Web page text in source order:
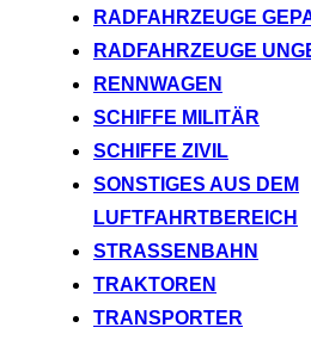
RADFAHRZEUGE
RADFAHRZEUGE
RENNWAGEN
SCHIFFE MILITÄR
SCHIFFE ZIVIL
SONSTIGES AUS DEM
LUFTFAHRTBEREICH
STRASSENBAHN
TRAKTOREN
TRANSPORTER